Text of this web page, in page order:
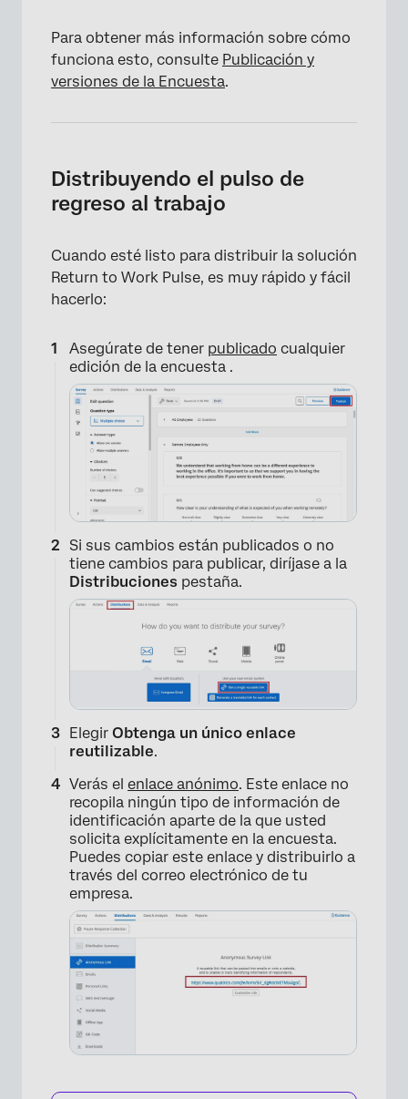
×
Para obtener más información sobre cómo
funciona esto, consulte Publicación y
versiones de la Encuesta.
Distribuyendo el pulso de
regreso al trabajo
Cuando esté listo para distribuir la solución
Return to Work Pulse, es muy rápido y fácil
hacerlo:
Asegúrate de tener publicado cualquier
edición de la encuesta .
Si sus cambios están publicados o no
tiene cambios para publicar, diríjase a la
Distribuciones pestaña.
Elegir Obtenga un único enlace
reutilizable.
Verás el enlace anónimo. Este enlace no
recopila ningún tipo de información de
identificación aparte de la que usted
solicita explícitamente en la encuesta.
Puedes copiar este enlace y distribuirlo a
través del correo electrónico de tu
empresa.